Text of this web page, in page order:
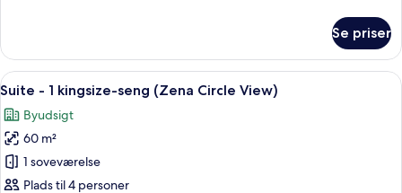
med
kørestolsadgang
(Mobility/Hearing
Accessible)
-
dobbeltsenge
brusekabine
med
kørestolsadgang
(Mobility/Hearing
Accessible)
Se priser
Indlæs
alle
billeder
af
Suite
-
Et moderne hotelværelse med en
11
Suite - 1 kingsize-seng (Zena Circle View)
Byudsigt
60 m²
1 soveværelse
Plads til 4 personer